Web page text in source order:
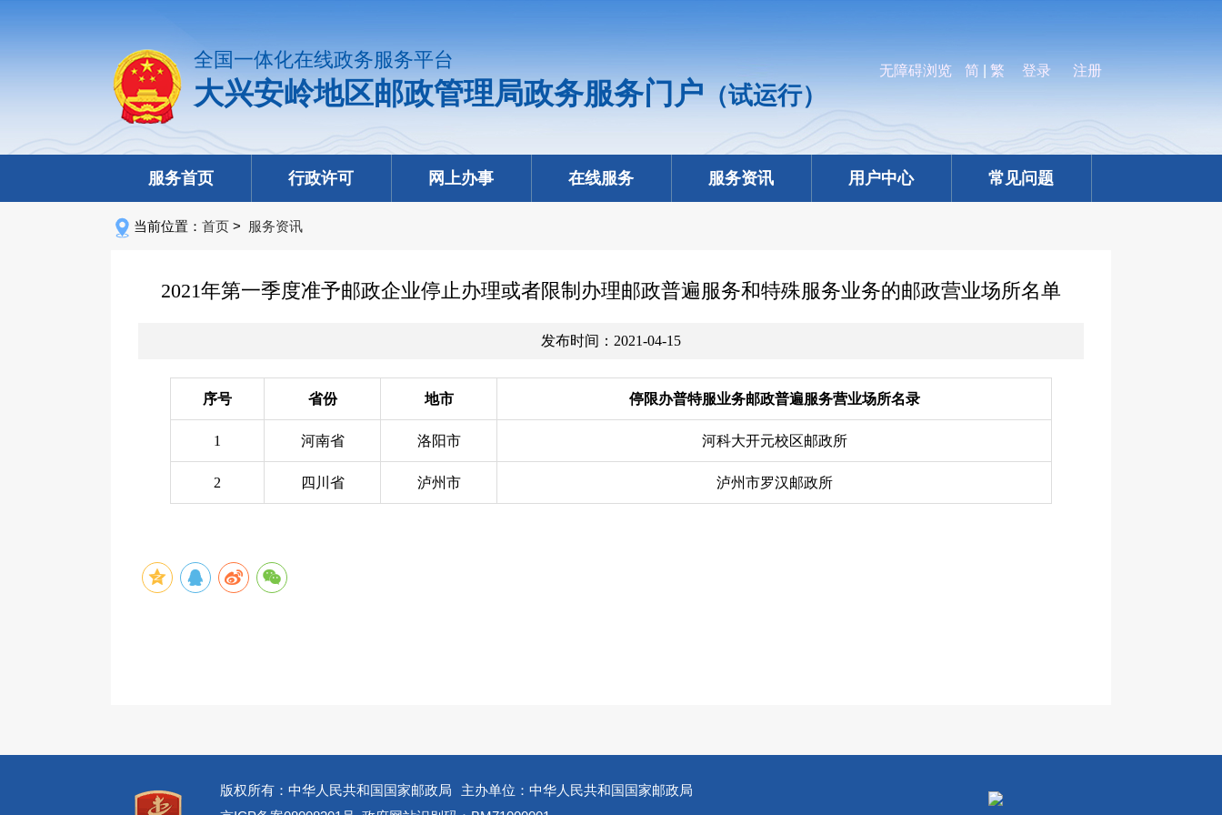
全国一体化在线政务服务平台
大兴安岭地区邮政管理局政务服务门户 （试运行）
无障碍浏览 简 繁 登录 注册
服务首页 行政许可 网上办事 在线服务 服务资讯 用户中心 常见问题
当前位置： 首页 > 服务资讯
2021年第一季度准予邮政企业停止办理或者限制办理邮政普遍服务和特殊服务业务的邮政营业场所名单
发布时间：2021-04-15
序号 省份 地市 停限办普特服业务邮政普遍服务营业场所名录
1 河南省 洛阳市 河科大开元校区邮政所
2 四川省 泸州市 泸州市罗汉邮政所
版权所有：中华人民共和国国家邮政局
主办单位：中华人民共和国国家邮政局